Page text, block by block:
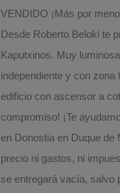
VENDIDO ¡Más por
Desde Roberto Beloki te
Kaputxinos. Muy
independiente y con
edificio con ascensor a
compromiso! ¡Te
en Donostia en Duque de
precio ni gastos, ni
se entregará vacía, salvo